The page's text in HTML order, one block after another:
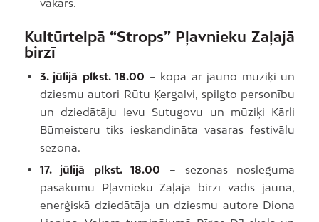
vakars.
Kultūrtelpā “Strops” Pļavnieku Zaļajā
birzī
3. jūlijā plkst. 18.00 – kopā ar jauno mūziķi un
dziesmu autori Rūtu Ķergalvi, spilgto personību
un dziedātāju Ievu Sutugovu un mūziķi Kārli
Būmeisteru tiks ieskandināta vasaras festivālu
sezona.
17. jūlijā plkst. 18.00 – sezonas noslēguma
pasākumu Pļavnieku Zaļajā birzī vadīs jaunā,
enerģiskā dziedātāja un dziesmu autore Diona